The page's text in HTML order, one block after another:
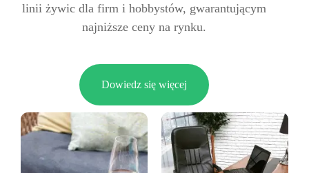
linii żywic dla firm i hobbystów, gwarantującym
najniższe ceny na rynku.
Dowiedz się więcej